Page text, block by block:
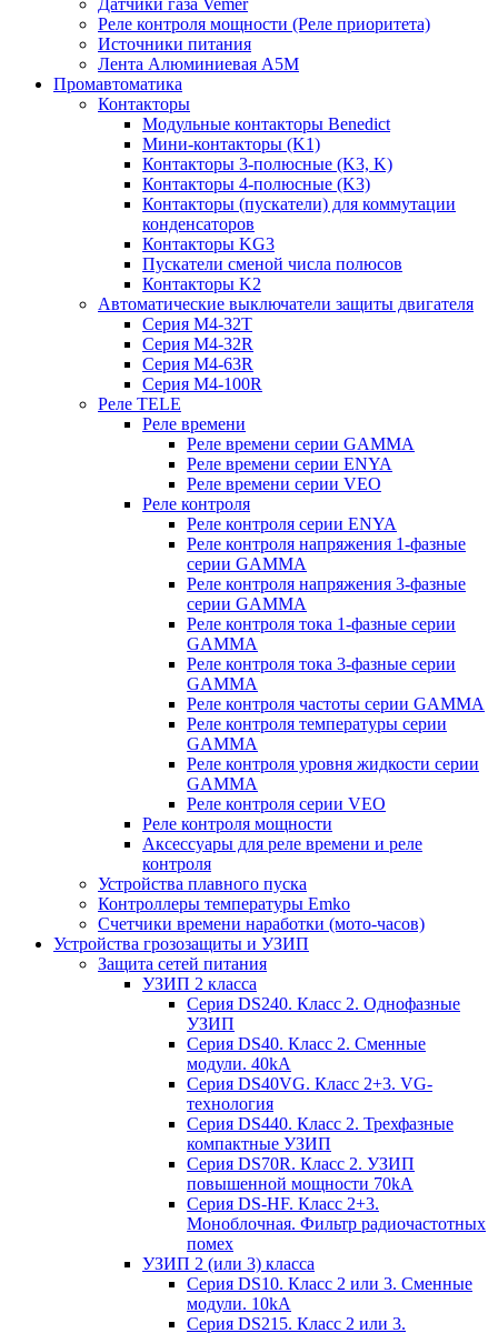
Реле контроля мощности (Реле приоритета)
Источники питания
Лента Алюминиевая А5М
Промавтоматика
Контакторы
Модульные контакторы Benedict
Мини-контакторы (K1)
Контакторы 3-полюсные (K3, K)
Контакторы 4-полюсные (K3)
Контакторы (пускатели) для коммутации
конденсаторов
Контакторы KG3
Пускатели сменой числа полюсов
Контакторы K2
Автоматические выключатели защиты двигателя
Серия M4-32T
Серия M4-32R
Серия M4-63R
Серия M4-100R
Реле TELE
Реле времени
Реле времени серии GAMMA
Реле времени серии ENYA
Реле времени серии VEO
Реле контроля
Реле контроля серии ENYA
Реле контроля напряжения 1-фазные
серии GAMMA
Реле контроля напряжения 3-фазные
серии GAMMA
Реле контроля тока 1-фазные серии
GAMMA
Реле контроля тока 3-фазные серии
GAMMA
Реле контроля частоты серии GAMMA
Реле контроля температуры серии
GAMMA
Реле контроля уровня жидкости серии
GAMMA
Реле контроля серии VEO
Реле контроля мощности
Аксессуары для реле времени и реле
контроля
Устройства плавного пуска
Контроллеры температуры Emko
Счетчики времени наработки (мото-часов)
Устройства грозозащиты и УЗИП
Защита сетей питания
УЗИП 2 класса
Серия DS240. Класс 2. Однофазные
УЗИП
Серия DS40. Класс 2. Сменные
модули. 40kA
Серия DS40VG. Класс 2+3. VG-
технология
Серия DS440. Класс 2. Трехфазные
компактные УЗИП
Серия DS70R. Класс 2. УЗИП
повышенной мощности 70kA
Серия DS-HF. Класс 2+3.
Моноблочная. Фильтр радиочастотных
помех
УЗИП 2 (или 3) класса
Серия DS10. Класс 2 или 3. Сменные
модули. 10kA
Серия DS215. Класс 2 или 3.